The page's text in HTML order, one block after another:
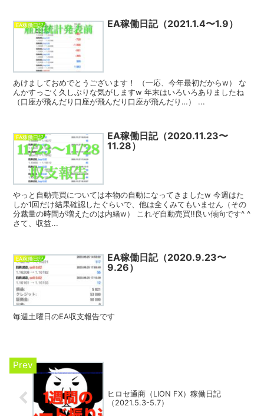
EA稼働日記 EA稼働日記（2021.1.4〜1.9）
あけましておめでとうございます！ （一応、今年最初だからw） な
んかすっごく久しぶりな気がしますw 年末はいろいろありましたね
（口座が飛んだり口座が飛んだり口座が飛んだり…） ...
EA稼働日記
EA稼働日記（2020.11.23〜
11.28）
やっと自動売買については本物の自動になってきましたw 今週はた
しか1回だけ結果確認したぐらいで、他は全くみてもいません（その
分裁量の時間が増えたのは内緒w） これぞ自動売買!!良い傾向です^ ^
さて、収益...
EA稼働日記
EA稼働日記（2020.9.23〜
9.26）
毎週土曜日のEA収支報告です
ヒロセ通商（LION FX）稼働日記
（2021.5.3-5.7）